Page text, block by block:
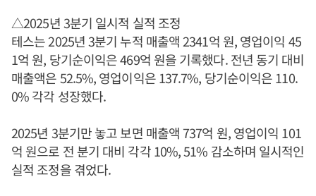
△2025년 3분기 일시적 실적 조정
테스는 2025년 3분기 누적 매출액 2341억 원, 영업이익 45
1억 원, 당기순이익은 469억 원을 기록했다. 전년 동기 대비
매출액은 52.5%, 영업이익은 137.7%, 당기순이익은 110.
0% 각각 성장했다.
2025년 3분기만 놓고 보면 매출액 737억 원, 영업이익 101
억 원으로 전 분기 대비 각각 10%, 51% 감소하며 일시적인
실적 조정을 겪었다.